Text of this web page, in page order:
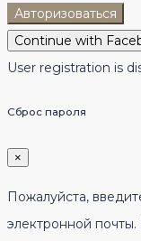
Авторизоваться
Continue with
User registration is
Сброс пароля
×
Пожалуйста,
электронной